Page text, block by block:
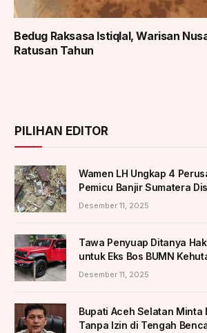
Bedug Raksasa Istiqlal, Warisan
Ratusan Tahun
PILIHAN EDITOR
Wamen LH Ungkap 4
Pemicu Banjir Sumatera
Desember 11, 2025
Tawa Penyuap Ditanya
untuk Eks Bos BUMN
Desember 11, 2025
Bupati Aceh Selatan Minta
Tanpa Izin di Tengah